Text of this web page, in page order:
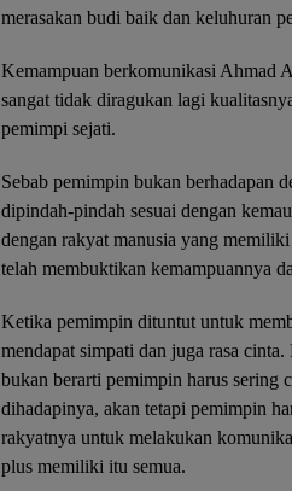
merasakan budi baik dan keluhuran
Kemampuan berkomunikasi Ahmad
sangat tidak diragukan lagi
pemimpi sejati.
Sebab pemimpin bukan berhadapan
dipindah-pindah sesuai dengan
dengan rakyat manusia yang
telah membuktikan kemampuannya
Ketika pemimpin dituntut untuk
mendapat simpati dan juga rasa
bukan berarti pemimpin harus sering
dihadapinya, akan tetapi pemimpin
rakyatnya untuk melakukan
plus memiliki itu semua.